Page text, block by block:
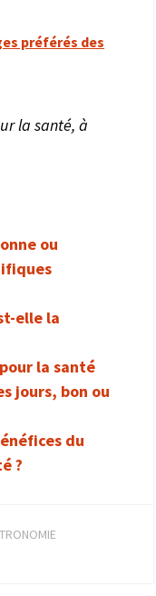
préférés des
la santé, à
ou
elle la
la santé
jours, bon ou
du
?